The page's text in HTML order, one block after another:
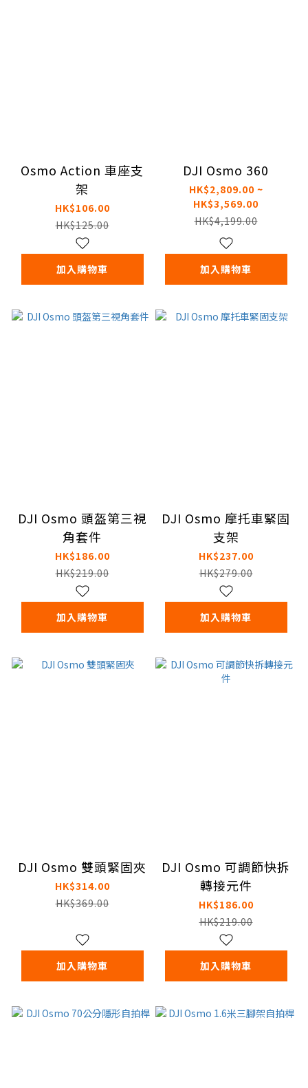
Osmo Action 車座支
架
HK$106.00
HK$125.00
加入購物車
DJI Osmo 360
HK$2,809.00 ~
HK$3,569.00
HK$4,199.00
加入購物車
DJI Osmo 頭盔第三視
角套件
HK$186.00
HK$219.00
加入購物車
DJI Osmo 摩托車緊固
支架
HK$237.00
HK$279.00
加入購物車
DJI Osmo 雙頭緊固夾
HK$314.00
HK$369.00
加入購物車
DJI Osmo 可調節快拆
轉接元件
HK$186.00
HK$219.00
加入購物車